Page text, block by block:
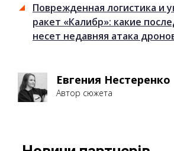
Поврежденная логистика и
ракет «Калибр»: какие
несет недавняя атака
Евгения Нестеренко
Автор сюжета